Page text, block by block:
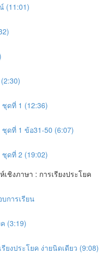
(11:01)
ดที่ 1 (12:36)
ดที่ 1 ข้อ31-50 (6:07)
ดที่ 2 (19:02)
ชิงภาษา : การเรียงประโยค
การเรียน
(3:19)
ยงประโยค ง่ายนิดเดียว (9:08)